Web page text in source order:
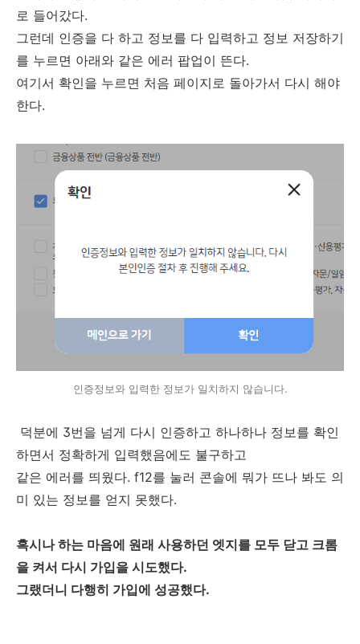
로 들어갔다.
그런데 인증을 다 하고 정보를 다 입력하고 정보 저장하기
를 누르면 아래와 같은 에러 팝업이 뜬다.
여기서 확인을 누르면 처음 페이지로 돌아가서 다시 해야
한다.
인증정보와 입력한 정보가 일치하지 않습니다.
덕분에 3번을 넘게 다시 인증하고 하나하나 정보를 확인
하면서 정확하게 입력했음에도 불구하고
같은 에러를 띄웠다. f12를 눌러 콘솔에 뭐가 뜨나 봐도 의
미 있는 정보를 얻지 못했다.
혹시나 하는 마음에 원래 사용하던 엣지를 모두 닫고 크롬
을 켜서 다시 가입을 시도했다.
그랬더니 다행히 가입에 성공했다.